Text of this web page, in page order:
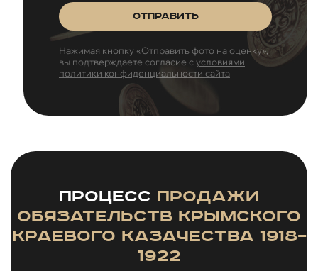
Отправить
Нажимая кнопку «Отправить фото на оценку»,
вы подтверждаете согласие сусловиями
политики конфиденциальности сайта
Процесс продажи
обязательств Крымского
краевого казачества 1918–
1922